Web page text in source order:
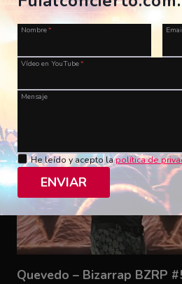
ES, A Coruña, Morriña Festival
28/07/2023
CPita Music
Quevedo – Bizarrap BZRP
Nombre*
Vídeo en YouTube*
Mensaje
He leído y acepto lapolítica de
ENVIAR